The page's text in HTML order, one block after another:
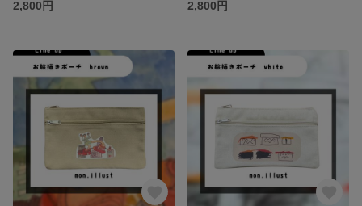
2,800円
2,800円